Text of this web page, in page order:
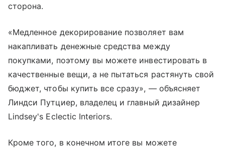
сторона.
«Медленное декорирование позволяет вам
накапливать денежные средства между
покупками, поэтому вы можете инвестировать в
качественные вещи, а не пытаться растянуть свой
бюджет, чтобы купить все сразу», — объясняет
Линдси Путциер, владелец и главный дизайнер
Lindsey's Eclectic Interiors.
Кроме того, в конечном итоге вы можете